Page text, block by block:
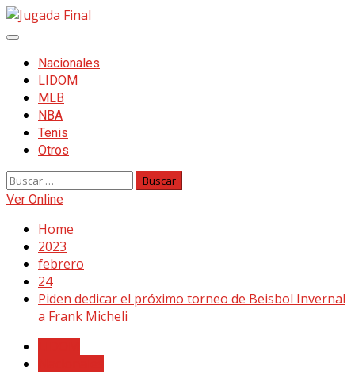
Skip
to
Primary
MenuNacionales
LIDOM
MLB
NBA
Tenis
Otros
Buscar:
Ver Online
Home
2023
febrero
24
Piden dedicar el próximo torneo de Beisbol Invernal
a Frank Micheli